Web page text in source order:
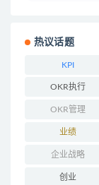
热议话题
KPI
OKR执行
OKR管理
业绩
企业战略
创业